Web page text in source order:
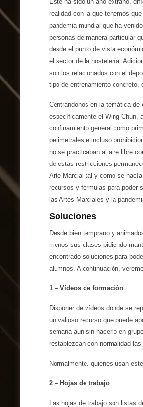
Este ha sido un año extraño,
realidad con la que tenemos
pandemia mundial que ha
personas de manera particular
desde el punto de vista
el sector de la hostelería.
son los relacionados con el
tipo de entrenamiento
Centrándonos en la temática
específicamente el Wing Chun,
confinamiento general como
perimetrales e incluso
no se practicaban al aire libre
de estas restricciones
Arte Marcial tal y como se
recursos y fórmulas para poder
las Artes Marciales y la
Soluciones
Desde bien temprano y
menos sus clases pidiendo
encontrado soluciones para
alumnos. A continuación,
1 – Vídeos de formación
Disponer de vídeos donde se
un valioso recurso que puede
semana aun sin hacerlo en
restablezcan con normalidad
Normalmente, quienes usan
2 – Hojas de trabajo
Las hojas de trabajo son listas